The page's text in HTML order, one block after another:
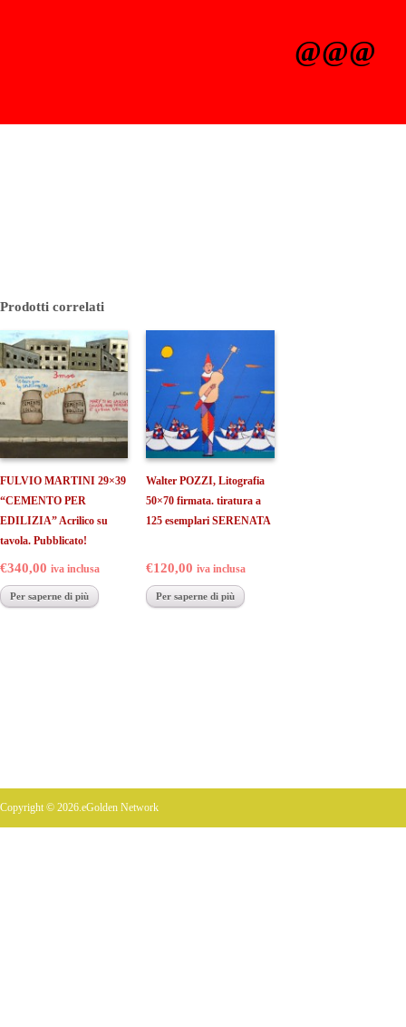
@@@
Prodotti correlati
FULVIO MARTINI 29×39
“CEMENTO PER
EDILIZIA” Acrilico su
tavola. Pubblicato!
€340,00 iva inclusa
Per saperne di più
Walter POZZI, Litografia
50×70 firmata. tiratura a
125 esemplari SERENATA
€120,00 iva inclusa
Per saperne di più
Copyright © 2026.eGolden Network